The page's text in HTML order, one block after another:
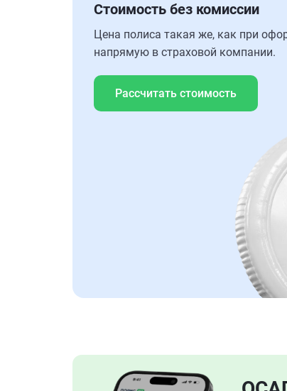
Стоимость без комиссии
Цена полиса такая же, как при
напрямую в страховой компании.
Рассчитать стоимость